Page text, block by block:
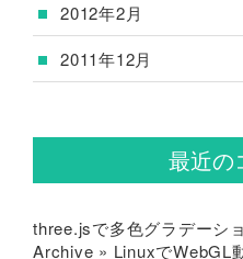
2012年2月
2011年12月
最近の
three.jsで多色グラデーシ
Archive » LinuxでWebGL